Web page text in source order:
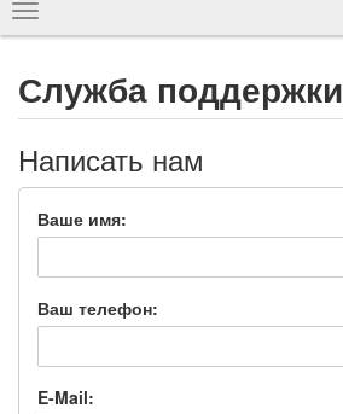
Показать
навигацию
Служба поддержки
Написать нам
Ваше имя:
Ваш телефон:
E-Mail: